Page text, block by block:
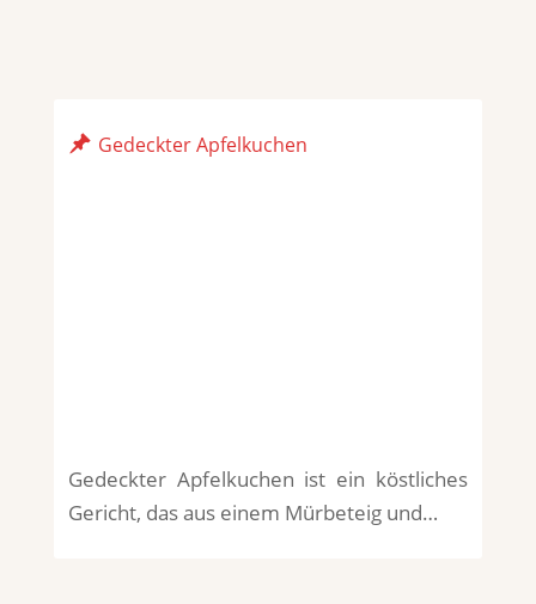
Gedeckter Apfelkuchen
Gedeckter Apfelkuchen ist ein köstliches
Gericht, das aus einem Mürbeteig und…